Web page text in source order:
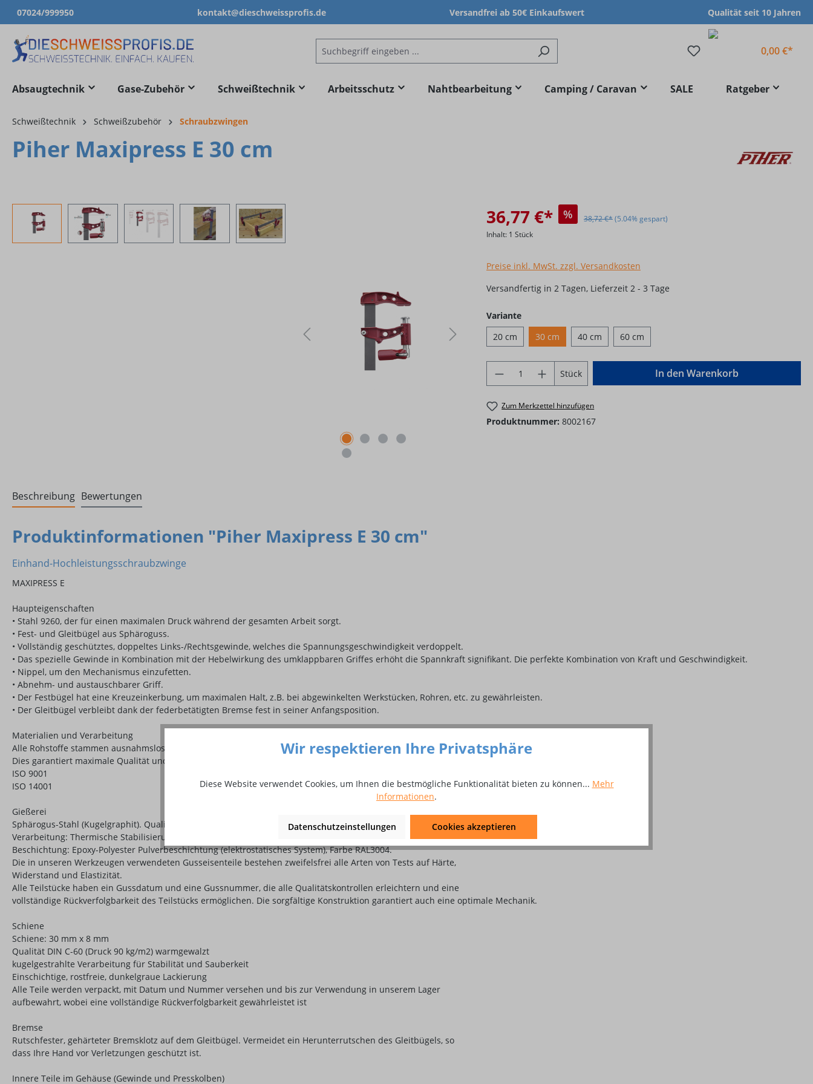
Zur Hauptnavigation springen
07024/999950 kontakt@dieschweissprofis.de Versandfrei ab 50€ Einkaufswert Qualität seit 10 Jahren
0,00 €*
Absaugtechnik Gase-Zubehör Schweißtechnik Arbeitsschutz Nahtbearbeitung Camping / Caravan SALE Ratgeber
Schweißtechnik Schweißzubehör Schraubzwingen
Piher Maxipress E 30 cm
Bildergalerie überspringen 36,77 €* % 38,72 €*(5.04% gespart)
Inhalt: 1 Stück
Preise inkl. MwSt. zzgl. Versandkosten
Versandfertig in 2 Tagen, Lieferzeit 2 - 3 Tage
Varianteauswählen
20 cm
30 cm 40 cm 60 cm
Produkt Anzahl: Gib den gewünschten Wert
Stück In den Warenkorb
Zum Merkzettel hinzufügen
Produktnummer: 8002167
Beschreibung Bewertungen
Produktinformationen "Piher Maxipress E 30 cm"
Einhand-Hochleistungsschraubzwinge
MAXIPRESS E
Haupteigenschaften
• Stahl 9260, der für einen maximalen Druck während der gesamten Arbeit sorgt.
• Fest- und Gleitbügel aus Sphäroguss.
• Vollständig geschütztes, doppeltes Links-/Rechtsgewinde, welches die Spannungsgeschwindigkeit verdoppelt.
• Das spezielle Gewinde in Kombination mit der Hebelwirkung des umklappbaren Griffes erhöht die Spannkraft signifikant. Die perfekte Kombination von Kraft und Geschwindigkeit.
• Nippel, um den Mechanismus einzufetten.
• Abnehm- und austauschbarer Griff.
• Der Festbügel hat eine Kreuzeinkerbung, um maximalen Halt, z.B. bei abgewinkelten Werkstücken, Rohren, etc. zu gewährleisten.
• Der Gleitbügel verbleibt dank der federbetätigten Bremse fest in seiner Anfangsposition.
Materialien und Verarbeitung
Alle Rohstoffe stammen ausnahmslos aus Ländern der Europäischen Union.
Dies garantiert maximale Qualität und ermöglicht eine einfache und vollständige Kontrolle.
ISO 9001
ISO 14001
Gießerei
Sphärogus-Stahl (Kugelgraphit). Qualität EN-GJS-400-15 gemäß Norm UNE-EN 1563.
Verarbeitung: Thermische Stabilisierung, kugelgestrahlt, phosphatiert.
Beschichtung: Epoxy-Polyester Pulverbeschichtung (elektrostatisches System), Farbe RAL3004.
Die in unseren Werkzeugen verwendeten Gusseisenteile bestehen zweifelsfrei alle Arten von Tests auf Härte,
Widerstand und Elastizität.
Alle Teilstücke haben ein Gussdatum und eine Gussnummer, die alle Qualitätskontrollen erleichtern und eine
vollständige Rückverfolgbarkeit des Teilstücks ermöglichen. Die sorgfältige Konstruktion garantiert auch eine optimale Mechanik.
Schiene
Schiene: 30 mm x 8 mm
Qualität DIN C-60 (Druck 90 kg/m2) warmgewalzt
kugelgestrahlte Verarbeitung für Stabilität und Sauberkeit
Einschichtige, rostfreie, dunkelgraue Lackierung
Alle Teile werden verpackt, mit Datum und Nummer versehen und bis zur Verwendung in unserem Lager
aufbewahrt, wobei eine vollständige Rückverfolgbarkeit gewährleistet ist
Bremse
Rutschfester, gehärteter Bremsklotz auf dem Gleitbügel. Vermeidet ein Herunterrutschen des Gleitbügels, so
dass Ihre Hand vor Verletzungen geschützt ist.
Innere Teile im Gehäuse (Gewinde und Presskolben)
Wir respektieren Ihre Privatsphäre
Diese Website verwendet Cookies, um Ihnen die bestmögliche Funktionalität bieten zu können... Mehr
Informationen.
Datenschutzeinstellungen Cookies akzeptieren